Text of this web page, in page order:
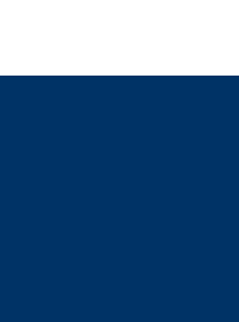
new tab)
- new tab)